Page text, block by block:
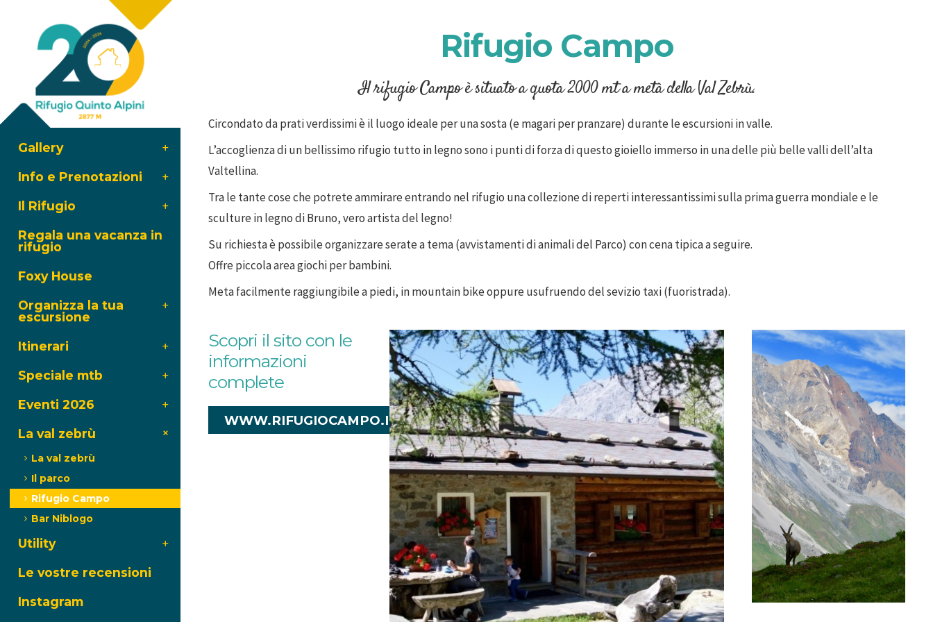
Gallery
Info e Prenotazioni
Il Rifugio
Regala una vacanza in
rifugio
Foxy House
Organizza la tua
escursione
Itinerari
Speciale mtb
Eventi 2026
La val zebrù
La val zebrù
Il parco
Rifugio Campo
Bar Niblogo
Utility
Le vostre recensioni
Instagram
Rifugio Campo
Il rifugio Campo è situato a quota 2000 mt a metà della Val Zebrù.
Circondato da prati verdissimi è il luogo ideale per una sosta (e magari per pranzare) durante le escursioni in valle.
L’accoglienza di un bellissimo rifugio tutto in legno sono i punti di forza di questo gioiello immerso in una delle più belle valli dell’alta
Valtellina.
Tra le tante cose che potrete ammirare entrando nel rifugio una collezione di reperti interessantissimi sulla prima guerra mondiale e le
sculture in legno di Bruno, vero artista del legno!
Su richiesta è possibile organizzare serate a tema (avvistamenti di animali del Parco) con cena tipica a seguire.
Offre piccola area giochi per bambini.
Meta facilmente raggiungibile a piedi, in mountain bike oppure usufruendo del sevizio taxi (fuoristrada).
Scopri il sito con le
informazioni
complete
WWW.RIFUGIOCAMPO.IT